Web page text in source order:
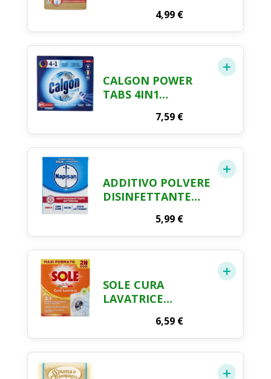
POLVERE SACCO
MARSIGLIA 22
MISURINI
4,99 €
CALGON POWER
TABS 4IN1
LAVATRICE 15 TABS
195 GR
7,59 €
ADDITIVO POLVERE
DISINFETTANTE
5,99 €
SOLE CURA
LAVATRICE
6,59 €